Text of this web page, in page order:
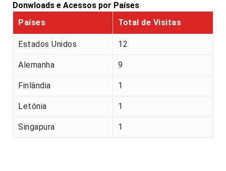
Donwloads e Acessos por Países
Países
Total de Visitas
Estados Unidos 12
Alemanha 9
Finlândia 1
Letónia 1
Singapura 1